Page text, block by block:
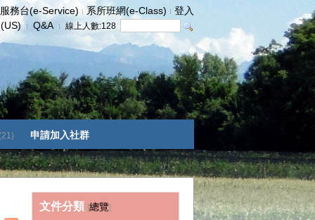
服務台(e-Service) 系所班網(e-Class)
登入
Q&A 線上人數:128
申請加入社群
文件分類 [總覽]